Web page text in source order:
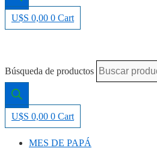
U$S 0,00 0 Cart
Búsqueda de productos
U$S 0,00 0 Cart
MES DE PAPÁ